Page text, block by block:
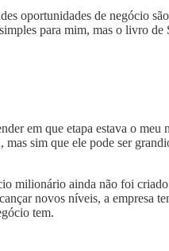
oportunidades de negócio
para mim, mas o livro
em que etapa estava o meu
sim que ele pode ser
milionário ainda não foi
novos níveis, a empresa
tem.